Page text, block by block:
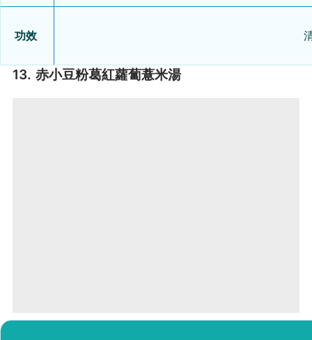
功效
13. 赤小豆粉葛紅蘿蔔薏米湯